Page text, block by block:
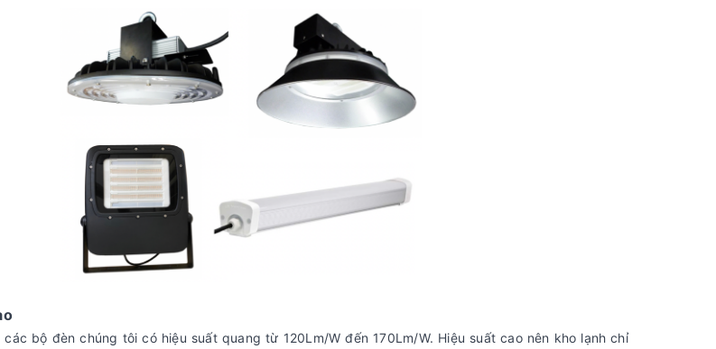
bộ đèn chúng tôi có hiệu suất quang từ 120Lm/W đến 170Lm/W. Hiệu suất cao nên kho lạnh chỉ